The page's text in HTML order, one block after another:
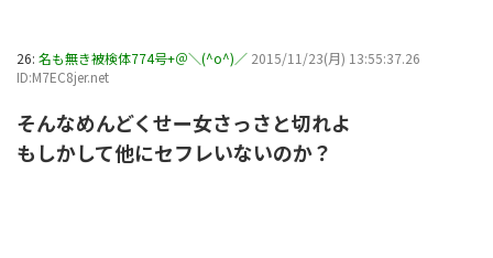
26: 名も無き被検体774号+＠＼(^o^)／ 2015/11/23(月) 13:55:37.26
ID:M7EC8jer.net
そんなめんどくせー女さっさと切れよ
もしかして他にセフレいないのか？